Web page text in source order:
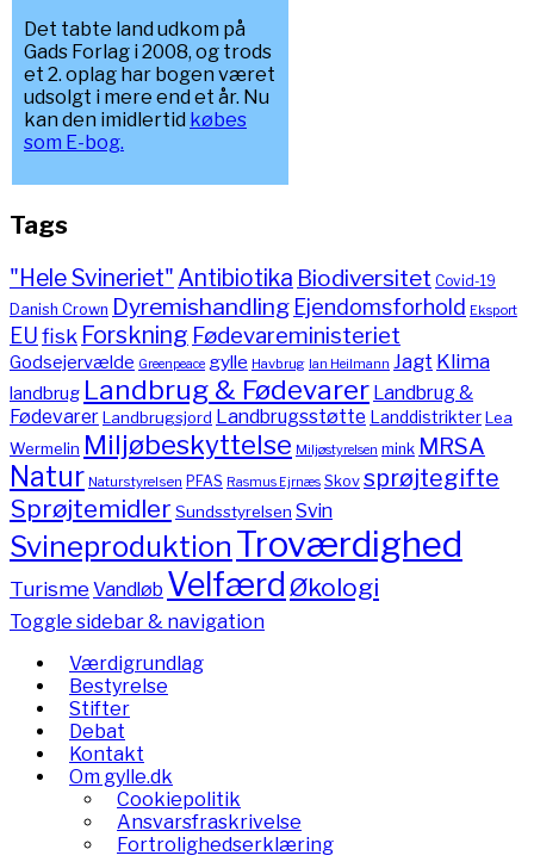
Det tabte land udkom på
Gads Forlag i 2008, og trods
et 2. oplag har bogen været
udsolgt i mere end et år. Nu
kan den imidlertid købes
som E-bog.
Tags
"Hele Svineriet" Antibiotika Biodiversitet Covid-19
Danish Crown Dyremishandling Ejendomsforhold Eksport
EUfisk Forskning Fødevareministeriet
Godsejervælde Greenpeace gylle Havbrug Ian Heilmann Jagt Klima
landbrug Landbrug & Fødevarer Landbrug &
FødevarerLandbrugsjord Landbrugsstøtte LanddistrikterLea
Wermelin Miljøbeskyttelse Miljøstyrelsen mink MRSA
Natur Naturstyrelsen PFAS Rasmus Ejrnæs Skov sprøjtegifte
Sprøjtemidler Sundsstyrelsen Svin
Svineproduktion Troværdighed
TurismeVandløb Velfærd Økologi
Toggle sidebar & navigation
Værdigrundlag
Bestyrelse
Stifter
Debat
Kontakt
Om gylle.dk
Cookiepolitik
Ansvarsfraskrivelse
Fortrolighedserklæring